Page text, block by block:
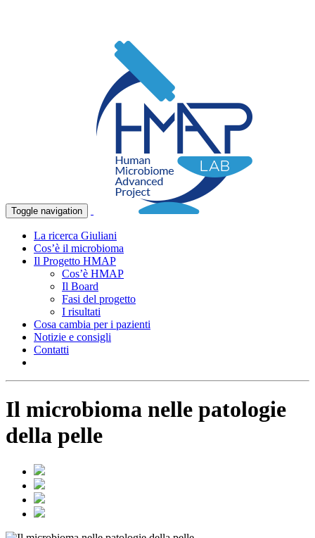
Toggle navigation
La ricerca Giuliani
Cos’è il microbioma
Il Progetto HMAP
Cos’è HMAP
Il Board
Fasi del progetto
I risultati
Cosa cambia per i pazienti
Notizie e consigli
Contatti
Il microbioma nelle patologie
della pelle